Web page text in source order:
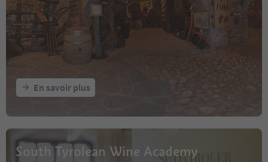
En savoir plus
South Tyrolean Wine Academy